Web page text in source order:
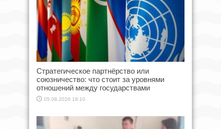
Стратегическое партнёрство или
союзничество: что стоит за уровнями
отношений между государствами
05.08.2026 18:10